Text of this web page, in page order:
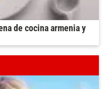
de cocina armenia y